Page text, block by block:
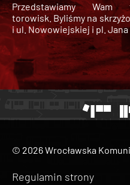
Przedstawiamy
torowisk. Byliśmy na
i ul. Nowowiejskiej i pl. Jana
© 2026 Wrocławska
Regulamin strony